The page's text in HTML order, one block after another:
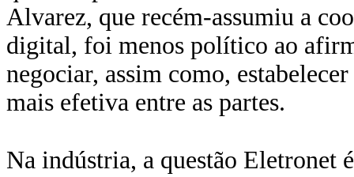
Alvarez, que recém-assumiu a
digital, foi menos político ao
negociar, assim como,
mais efetiva entre as partes.
Na indústria, a questão Eletronet